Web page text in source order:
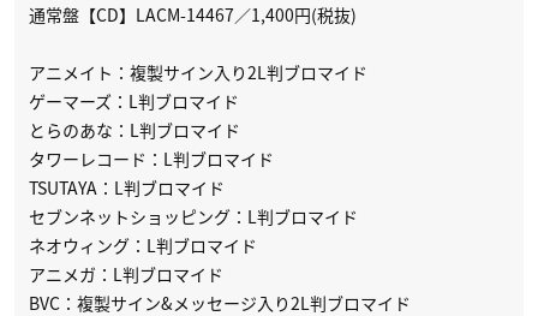
通常盤【CD】LACM-14467／1,400円(税抜)
アニメイト：複製サイン入り2L判ブロマイド
ゲーマーズ：L判ブロマイド
とらのあな：L判ブロマイド
タワーレコード：L判ブロマイド
TSUTAYA：L判ブロマイド
セブンネットショッピング：L判ブロマイド
ネオウィング：L判ブロマイド
アニメガ：L判ブロマイド
BVC：複製サイン&メッセージ入り2L判ブロマイド